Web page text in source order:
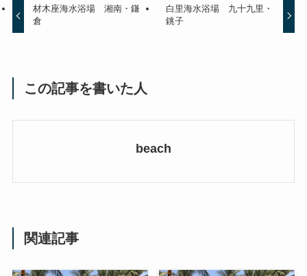
材木座海水浴場 湘南・鎌
倉
白里海水浴場 九十九里・
銚子
この記事を書いた人
beach
関連記事